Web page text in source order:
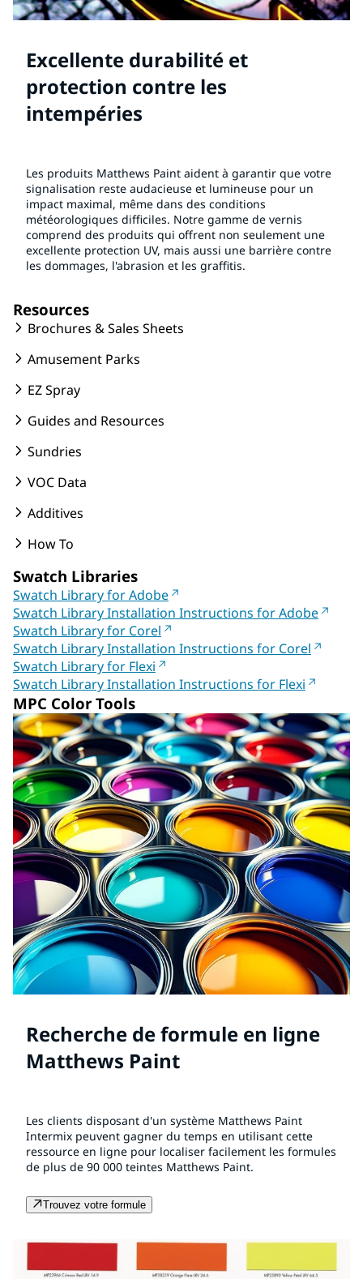
Excellente durabilité et
protection contre les
intempéries
Les produits Matthews Paint aident à garantir que votre
signalisation reste audacieuse et lumineuse pour un
impact maximal, même dans des conditions
météorologiques difficiles. Notre gamme de vernis
comprend des produits qui offrent non seulement une
excellente protection UV, mais aussi une barrière contre
les dommages, l'abrasion et les graffitis.
Resources
Brochures & Sales Sheets
Amusement Parks
EZ Spray
Guides and Resources
Sundries
VOC Data
Additives
How To
Swatch Libraries
Swatch Library for Adobe
Swatch Library Installation Instructions for Adobe
Swatch Library for Corel
Swatch Library Installation Instructions for Corel
Swatch Library for Flexi
Swatch Library Installation Instructions for Flexi
MPC Color Tools
Recherche de formule en ligne
Matthews Paint
Les clients disposant d'un système Matthews Paint
Intermix peuvent gagner du temps en utilisant cette
ressource en ligne pour localiser facilement les formules
de plus de 90 000 teintes Matthews Paint.
Trouvez votre formule